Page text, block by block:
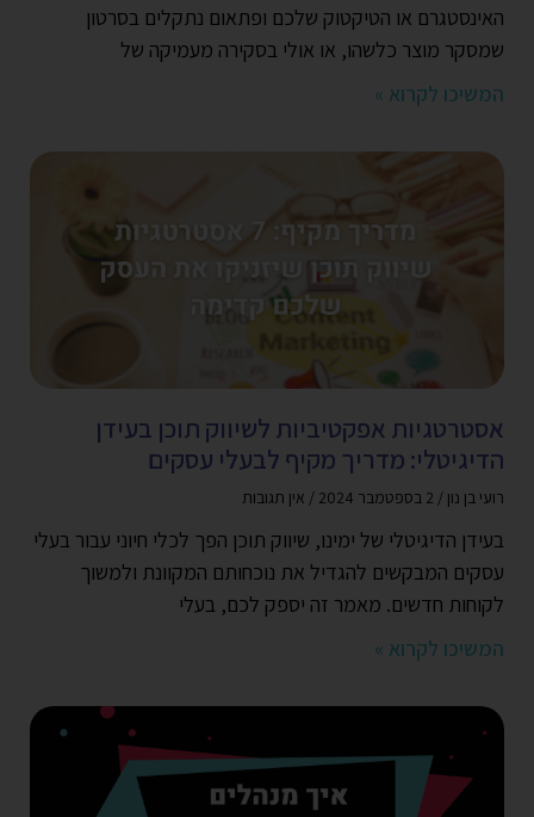
האינסטגרם או הטיקטוק שלכם ופתאום נתקלים בסרטון
שמסקר מוצר כלשהו, או אולי בסקירה מעמיקה של
המשיכו לקרוא »
אסטרטגיות אפקטיביות לשיווק תוכן בעידן
הדיגיטלי: מדריך מקיף לבעלי עסקים
רועי בן נון אין תגובות
בעידן הדיגיטלי של ימינו, שיווק תוכן הפך לכלי חיוני עבור בעלי
עסקים המבקשים להגדיל את נוכחותם המקוונת ולמשוך
לקוחות חדשים. מאמר זה יספק לכם, בעלי
המשיכו לקרוא »